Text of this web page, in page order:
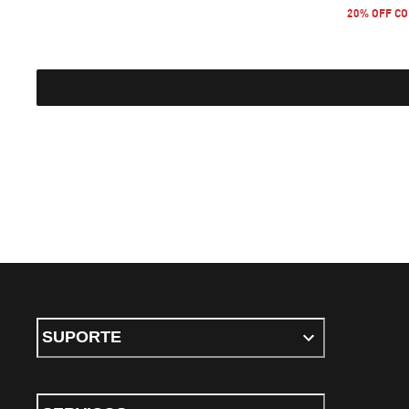
20% OFF
SUPORTE